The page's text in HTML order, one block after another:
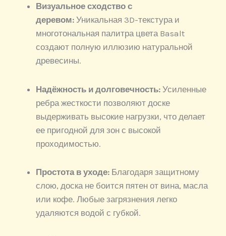
Визуальное сходство с
деревом: Уникальная 3D-текстура и
многотональная палитра цвета Basalt
создают полную иллюзию натуральной
древесины.
Надёжность и долговечность: Усиленные
ребра жесткости позволяют доске
выдерживать высокие нагрузки, что делает
ее пригодной для зон с высокой
проходимостью.
Простота в уходе: Благодаря защитному
слою, доска не боится пятен от вина, масла
или кофе. Любые загрязнения легко
удаляются водой с губкой.